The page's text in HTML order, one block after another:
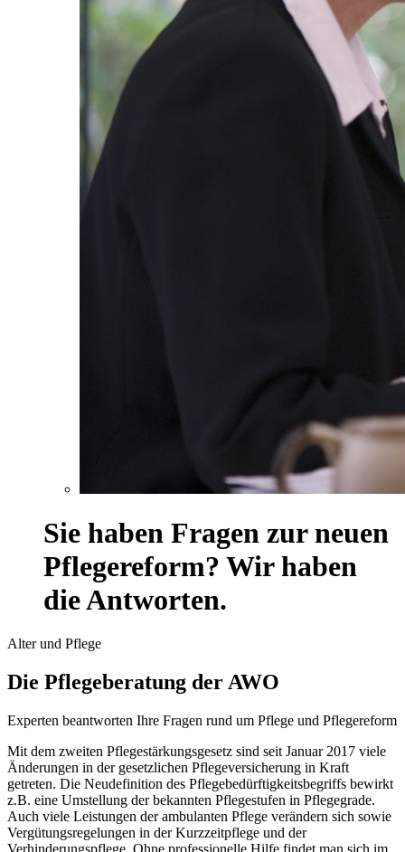
Sie haben Fragen zur neuen
Pflegereform? Wir haben
die Antworten.
Alter und Pflege
Die Pflegeberatung der AWO
Experten beantworten Ihre Fragen rund um Pflege und Pflegereform
Mit dem zweiten Pflegestärkungsgesetz sind seit Januar 2017 viele
Änderungen in der gesetzlichen Pflegeversicherung in Kraft
getreten. Die Neudefinition des Pflegebedürftigkeitsbegriffs bewirkt
z.B. eine Umstellung der bekannten Pflegestufen in Pflegegrade.
Auch viele Leistungen der ambulanten Pflege verändern sich sowie
Vergütungsregelungen in der Kurzzeitpflege und der